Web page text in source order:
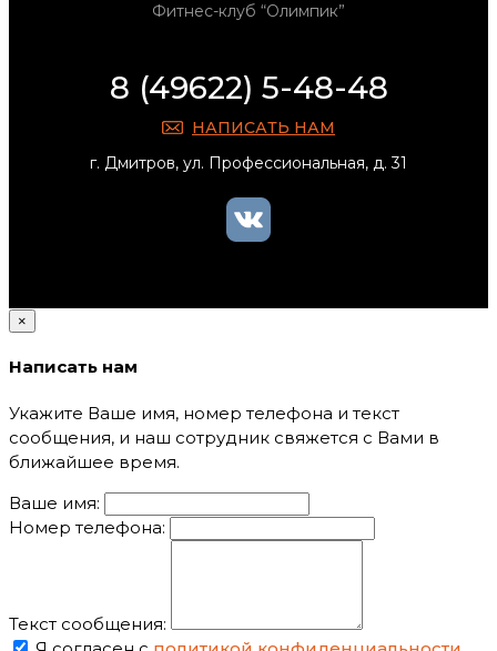
Фитнес-клуб “Олимпик”
8 (49622) 5-48-48
НАПИСАТЬ НАМ
г. Дмитров, ул. Профессиональная, д. 31
×
Написать нам
Укажите Ваше имя, номер телефона и текст
сообщения, и наш сотрудник свяжется с Вами в
ближайшее время.
Ваше имя:
Номер телефона:
Текст сообщения: